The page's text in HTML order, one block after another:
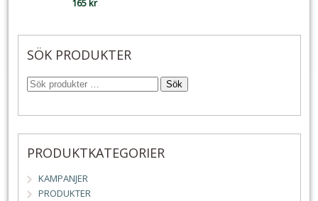
165 kr
SÖK PRODUKTER
Sök
PRODUKTKATEGORIER
KAMPANJER
PRODUKTER